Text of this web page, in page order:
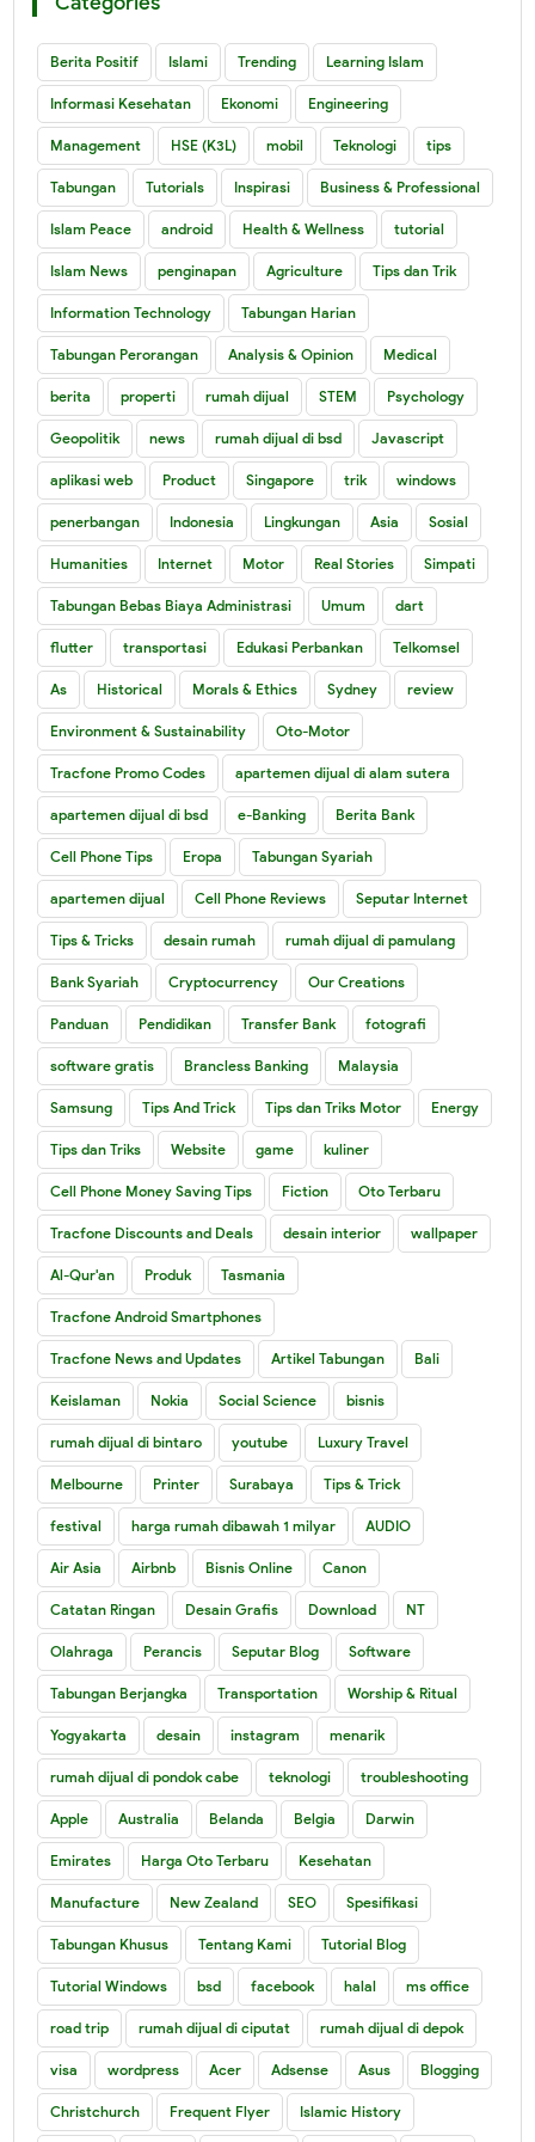
Berita Positif Islami Trending Learning Islam
Informasi Kesehatan Ekonomi Engineering
Management HSE (K3L) mobil Teknologi tips
Tabungan Tutorials Inspirasi Business & Professional
Islam Peace android Health & Wellness tutorial
Islam News penginapan Agriculture Tips dan Trik
Information Technology Tabungan Harian
Tabungan Perorangan Analysis & Opinion Medical
berita properti rumah dijual STEM Psychology
Geopolitik news rumah dijual di bsd Javascript
aplikasi web Product Singapore trik windows
penerbangan Indonesia Lingkungan Asia Sosial
Humanities Internet Motor Real Stories Simpati
Tabungan Bebas Biaya Administrasi Umum dart
flutter transportasi Edukasi Perbankan Telkomsel
As Historical Morals & Ethics Sydney review
Environment & Sustainability Oto-Motor
Tracfone Promo Codes apartemen dijual di alam sutera
apartemen dijual di bsd e-Banking Berita Bank
Cell Phone Tips Eropa Tabungan Syariah
apartemen dijual Cell Phone Reviews Seputar Internet
Tips & Tricks desain rumah rumah dijual di pamulang
Bank Syariah Cryptocurrency Our Creations
Panduan Pendidikan Transfer Bank fotografi
software gratis Brancless Banking Malaysia
Samsung Tips And Trick Tips dan Triks Motor Energy
Tips dan Triks Website game kuliner
Cell Phone Money Saving Tips Fiction Oto Terbaru
Tracfone Discounts and Deals desain interior wallpaper
Al-Qur'an Produk Tasmania
Tracfone Android Smartphones
Tracfone News and Updates Artikel Tabungan Bali
Keislaman Nokia Social Science bisnis
rumah dijual di bintaro youtube Luxury Travel
Melbourne Printer Surabaya Tips & Trick
festival harga rumah dibawah 1 milyar AUDIO
Air Asia Airbnb Bisnis Online Canon
Catatan Ringan Desain Grafis Download NT
Olahraga Perancis Seputar Blog Software
Tabungan Berjangka Transportation Worship & Ritual
Yogyakarta desain instagram menarik
rumah dijual di pondok cabe teknologi troubleshooting
Apple Australia Belanda Belgia Darwin
Emirates Harga Oto Terbaru Kesehatan
Manufacture New Zealand SEO Spesifikasi
Tabungan Khusus Tentang Kami Tutorial Blog
Tutorial Windows bsd facebook halal ms office
road trip rumah dijual di ciputat rumah dijual di depok
visa wordpress Acer Adsense Asus Blogging
Christchurch Frequent Flyer Islamic History